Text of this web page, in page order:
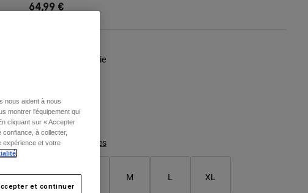
64,99 €
Blanc craie
sélectionné
Tableau des tailles
XS M L XL
nous aident à nous
montrer l'équipement qui
cliquant sur « Accepter
à collecter,
expérience et votre
et continuer